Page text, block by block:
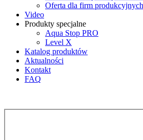
Oferta dla firm produkcyjnych
Video
Produkty specjalne
Aqua Stop PRO
Level X
Katalog produktów
Aktualności
Kontakt
FAQ